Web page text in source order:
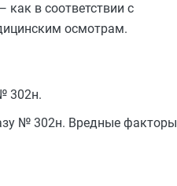
в соответствии с
осмотрам.
302н.
№ 302н. Вредные факторы